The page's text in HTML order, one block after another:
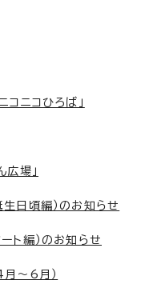
コニコひろば」
場」
日頃編）のお知らせ
ト編）のお知らせ
～6月）